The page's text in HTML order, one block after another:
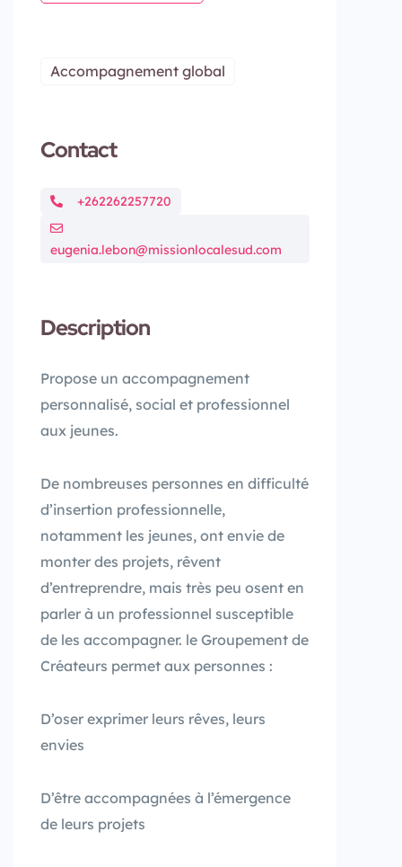
Accompagnement global
Contact
+262262257720
eugenia.lebon@missionlocalesud.com
Description
Propose un accompagnement
personnalisé, social et professionnel
aux jeunes.
De nombreuses personnes en difficulté
d’insertion professionnelle,
notamment les jeunes, ont envie de
monter des projets, rêvent
d’entreprendre, mais très peu osent en
parler à un professionnel susceptible
de les accompagner. le Groupement de
Créateurs permet aux personnes :
D’oser exprimer leurs rêves, leurs
envies
D’être accompagnées à l’émergence
de leurs projets